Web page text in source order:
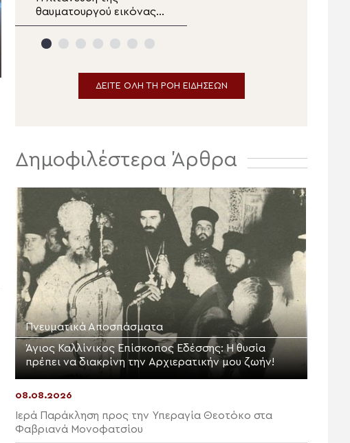
θαυματουργού εικόνας
της Παναγίας
Χρυσοσπηλιώτισσας
ΔΕΙΤΕ ΟΛΗ ΤΗ ΡΟΗ ΕΙΔΗΣΕΩΝ
Δημοφιλέστερα Άρθρα
Πνευματικά Αποσπάσματα
Άγιος Καλλίνικος Επίσκοπος Εδέσσης: Η θυσία
πρέπει να διακρίνη την Αρχιερατικήν μου ζωήν!
08.08.2026
Ιερά Παράκληση προς την Υπεραγία Θεοτόκο στα
Φαβριανά Μονοφατσίου